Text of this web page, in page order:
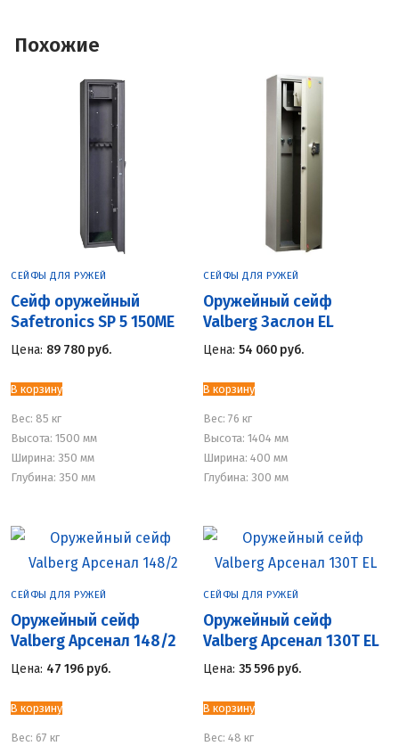
Похожие
СЕЙФЫ ДЛЯ РУЖЕЙ
Сейф оружейный
Safetronics SP 5 150ME
Цена: 89 780 руб.
В корзину
Вес: 85 кг
Высота: 1500 мм
Ширина: 350 мм
Глубина: 350 мм
СЕЙФЫ ДЛЯ РУЖЕЙ
Оружейный сейф
Valberg Заслон EL
Цена: 54 060 руб.
В корзину
Вес: 76 кг
Высота: 1404 мм
Ширина: 400 мм
Глубина: 300 мм
СЕЙФЫ ДЛЯ РУЖЕЙ
Оружейный сейф
Valberg Арсенал 148/2
Цена: 47 196 руб.
В корзину
Вес: 67 кг
СЕЙФЫ ДЛЯ РУЖЕЙ
Оружейный сейф
Valberg Арсенал 130Т EL
Цена: 35 596 руб.
В корзину
Вес: 48 кг